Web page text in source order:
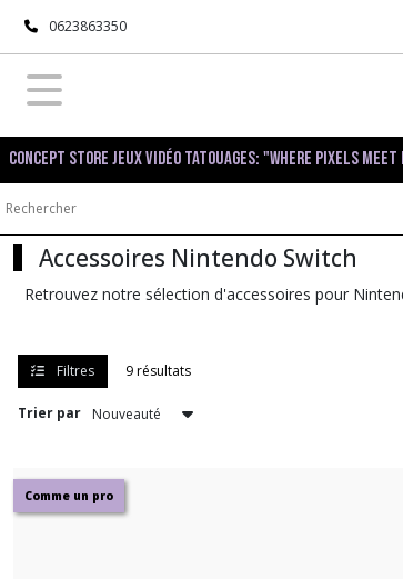
0623863350
Concept Store Jeux Vidéo Tatouages: "Where pixels
Accessoires Nintendo Switch
Retrouvez notre sélection d'accessoires pour
Filtres 9 résultats
Trier par
Comme un pro
Fermer
FILTRES
Tous
les
Nintendo
Switch
Consoles
(1)
(9)